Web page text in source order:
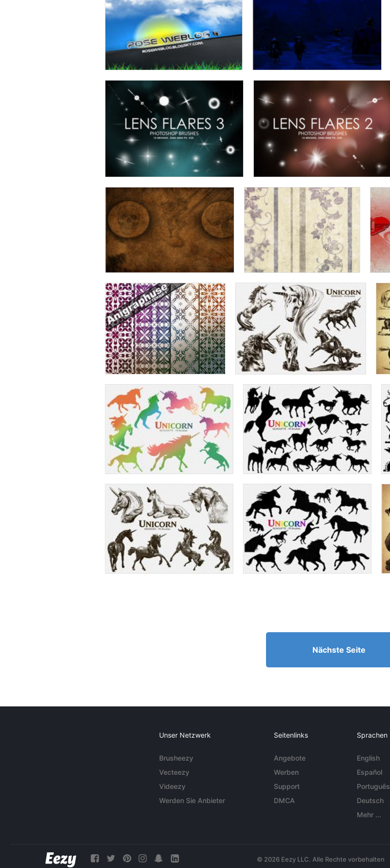
Nächste Seite
Unser Netzwerk
Brusheezy
Vecteezy
Videezy
Werden Sie Anbieter
Seitenlinks
Angebote
Werben
Support
DMCA
Sprachen
English
Español
Português
Deutsch
Mehr ...
© 2026 Eezy LLC. Alle Rechte vorbehalten